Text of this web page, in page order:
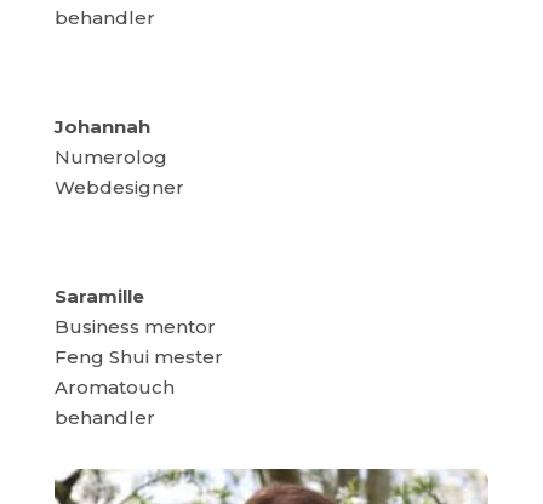
behandler
Johannah
Numerolog
Webdesigner
Saramille
Business mentor
Feng Shui mester
Aromatouch
behandler